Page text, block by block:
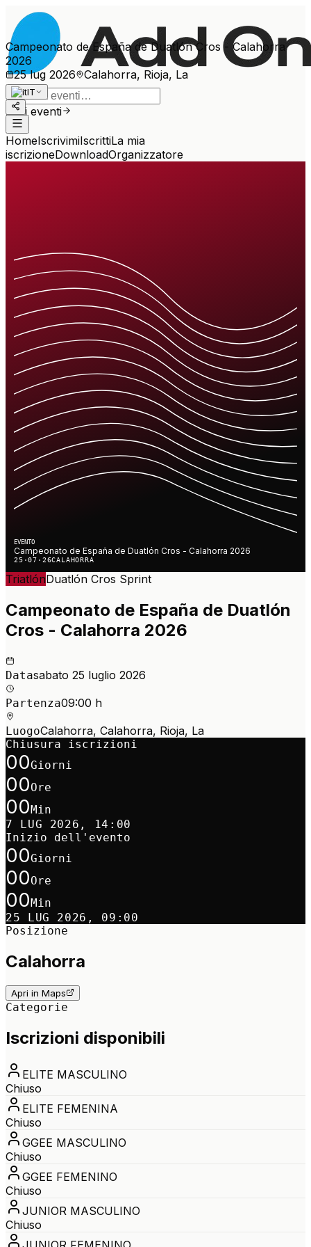
Altri eventi
Campeonato de España de Duatlón Cros - Calahorra
2026
25 lug 2026
Calahorra, Rioja, La
IT
HomeIscrivimiIscrittiLa mia
iscrizioneDownloadOrganizzatore
EVENTO
Campeonato de España de Duatlón Cros - Calahorra 2026
25·07·26CALAHORRA
TriatlónDuatlón Cros Sprint
Campeonato de España de Duatlón
Cros - Calahorra 2026
Datasabato 25 luglio 2026
Partenza09:00 h
LuogoCalahorra, Calahorra, Rioja, La
Chiusura iscrizioni
00Giorni
00Ore
00 Min
7 LUG 2026, 14:00
Inizio dell'evento
00Giorni
00Ore
00 Min
25 LUG 2026, 09:00
Posizione
Calahorra
Apri in Maps
Categorie
Iscrizioni disponibili
ELITE MASCULINO
Chiuso
ELITE FEMENINA
Chiuso
GGEE MASCULINO
Chiuso
GGEE FEMENINO
Chiuso
JUNIOR MASCULINO
Chiuso